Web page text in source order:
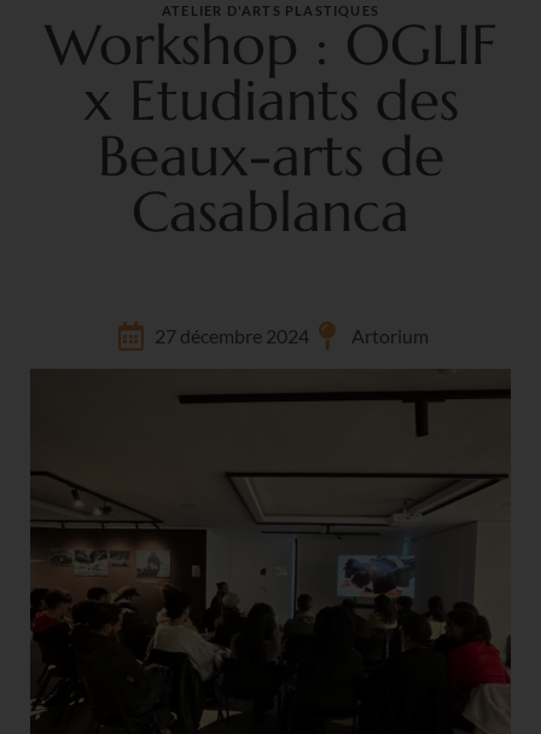
ATELIER D'ARTS PLASTIQUES
Workshop : OGLIF
x Etudiants des
Beaux-arts de
Casablanca
27 décembre 2024 Artorium